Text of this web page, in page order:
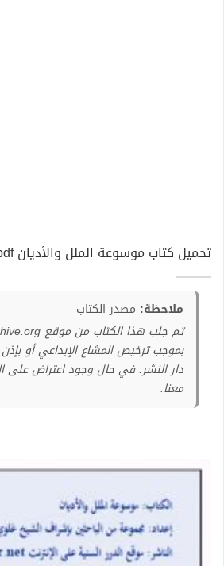
تحميل كتاب موسوعة الملل والأديان pdf
ملاحظة: مصدر الكتاب
بموجب ترخيص المشاع الإبداعي أو
دار النشر. في حال وجود اعتراض على
معنا.